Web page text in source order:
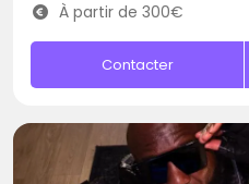
À partir de 300€
Contacter